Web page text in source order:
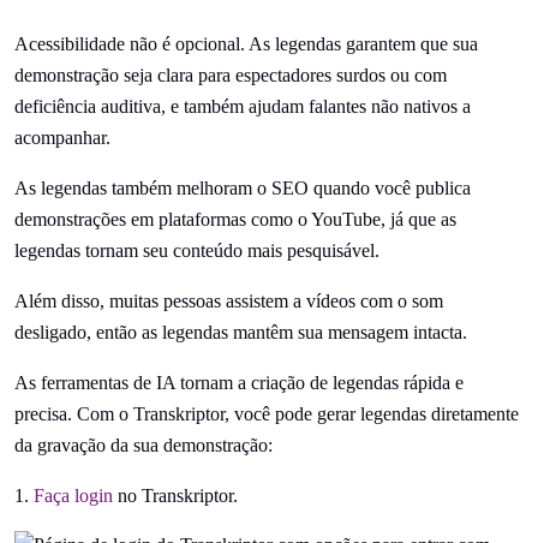
Acessibilidade não é opcional. As legendas garantem que sua
demonstração seja clara para espectadores surdos ou com
deficiência auditiva, e também ajudam falantes não nativos a
acompanhar.
As legendas também melhoram o SEO quando você publica
demonstrações em plataformas como o YouTube, já que as
legendas tornam seu conteúdo mais pesquisável.
Além disso, muitas pessoas assistem a vídeos com o som
desligado, então as legendas mantêm sua mensagem intacta.
As ferramentas de IA tornam a criação de legendas rápida e
precisa. Com o Transkriptor, você pode gerar legendas diretamente
da gravação da sua demonstração:
1. Faça login no Transkriptor.